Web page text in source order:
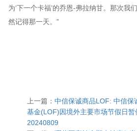
为‘下一个卡福’的乔恩-弗拉纳甘。那次我
然记得那一天。”
上一篇： 中信保诚商品LOF: 中信保
基金(LOF)因境外主要市场节假日
20240809